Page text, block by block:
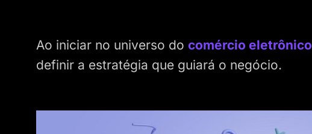
Ao iniciar no universo do comércio eletrônico
definir a estratégia que guiará o negócio.